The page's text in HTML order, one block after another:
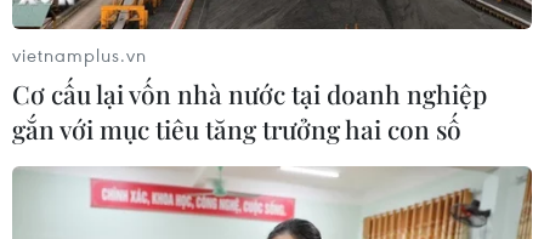
vietnamplus.vn
Cơ cấu lại vốn nhà nước tại doanh nghiệp
gắn với mục tiêu tăng trưởng hai con số